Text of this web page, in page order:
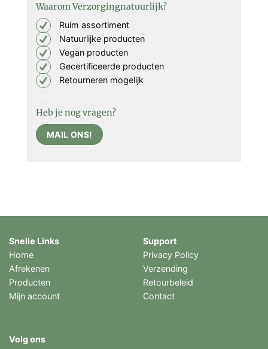
Waarom Verzorgingnatuurlijk?
Ruim assortiment
Natuurlijke producten
Vegan producten
Gecertificeerde producten
Retourneren mogelijk
Heb je nog vragen?
MAIL ONS!
Snelle Links
Home
Afrekenen
Producten
Mijn account
Support
Privacy Policy
Verzending
Retourbeleid
Contact
Volg ons